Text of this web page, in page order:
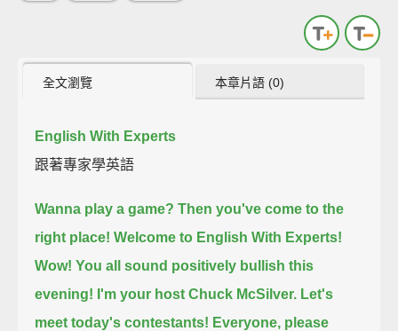
全文瀏覽 本章片語 (0)
English With Experts
跟著專家學英語
Wanna play a game? Then you've come to the
right place! Welcome to English With Experts!
Wow! You all sound positively bullish this
evening! I'm your host Chuck McSilver. Let's
meet today's contestants! Everyone, please